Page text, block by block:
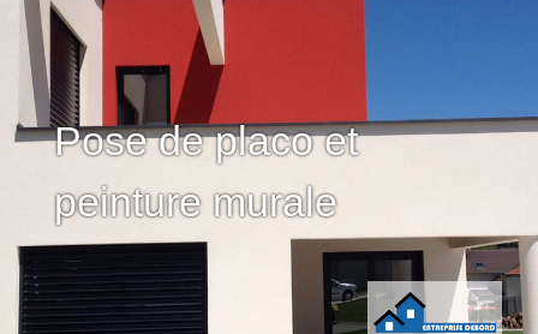
Pose de placo et
peinture murale